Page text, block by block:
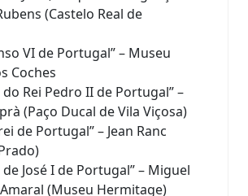
(Castelo Real de
VI de Portugal” – Museu
Coches
do Rei Pedro II de Portugal” –
(Paço Ducal de Vila Viçosa)
de Portugal” – Jean Ranc
José I de Portugal” – Miguel
(Museu Hermitage)